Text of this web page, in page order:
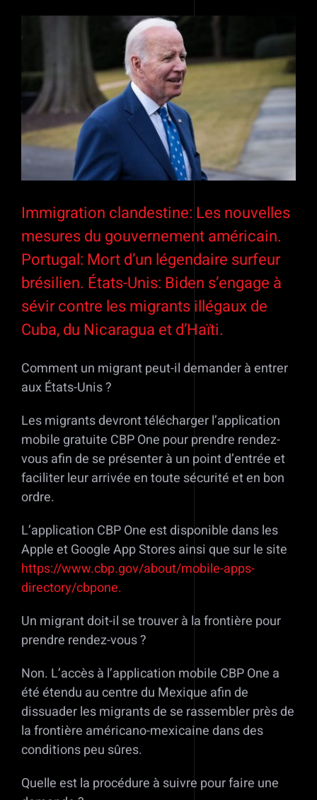
l'image
Immigration clandestine: Les nouvelles
mesures du gouvernement américain.
Portugal: Mort d’un légendaire surfeur
brésilien. États-Unis: Biden s’engage à
sévir contre les migrants illégaux de
Cuba, du Nicaragua et d’Haïti.
Comment un migrant peut-il demander à entrer
aux États-Unis ?
Les migrants devront télécharger l’application
mobile gratuite CBP One pour prendre rendez-
vous afin de se présenter à un point d’entrée et
faciliter leur arrivée en toute sécurité et en bon
ordre.
L’application CBP One est disponible dans les
Apple et Google App Stores ainsi que sur le site
https://www.cbp.gov/about/mobile-apps-
directory/cbpone.
Un migrant doit-il se trouver à la frontière pour
prendre rendez-vous ?
Non. L’accès à l’application mobile CBP One a
été étendu au centre du Mexique afin de
dissuader les migrants de se rassembler près de
la frontière américano-mexicaine dans des
conditions peu sûres.
Quelle est la procédure à suivre pour faire une